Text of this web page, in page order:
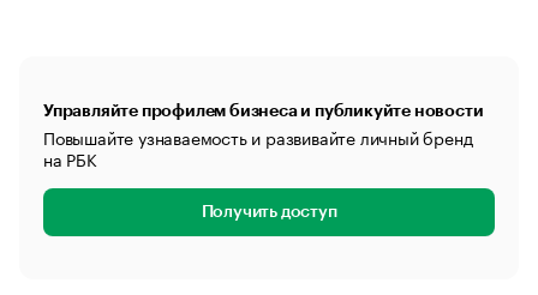
Управляйте профилем бизнеса и публикуйте новости
Повышайте узнаваемость и развивайте личный бренд
на РБК
Получить доступ